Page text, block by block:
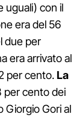
uguali) con il
era del 56
due per
era arrivato al
per cento.La
per cento dei
Giorgio Gori al